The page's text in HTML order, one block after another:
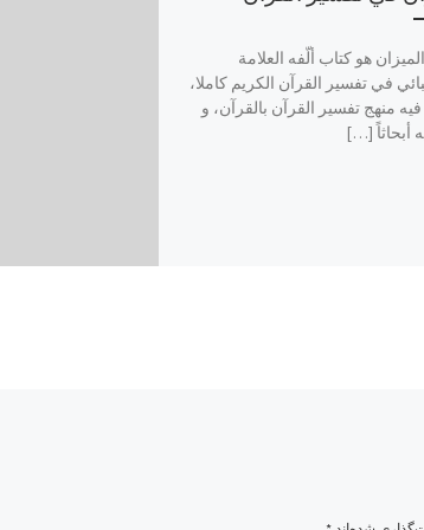
هو كتاب ألّفه العلامة
في تفسير القرآن الكريم كاملا،
منهج تفسير القرآن بالقرآن، و
أبحاثاً […]